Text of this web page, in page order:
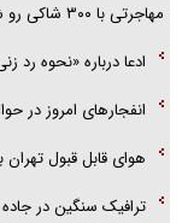
مهاجرتی با ۳۰۰ شاکی رو شد
ادعا درباره «نحوه
انفجار‌های امروز در
هوای قابل قبول تهران با ثبت
ترافیک سنگین در